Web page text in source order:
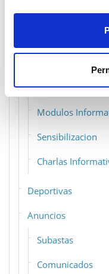
Culturales
Centros
Modulos
Sensibilizacion
Charlas
Deportivas
Anuncios
Subastas
Comunicados